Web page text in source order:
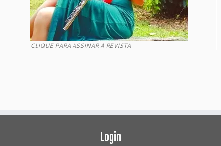
CLIQUE PARA ASSINAR A REVISTA
Login